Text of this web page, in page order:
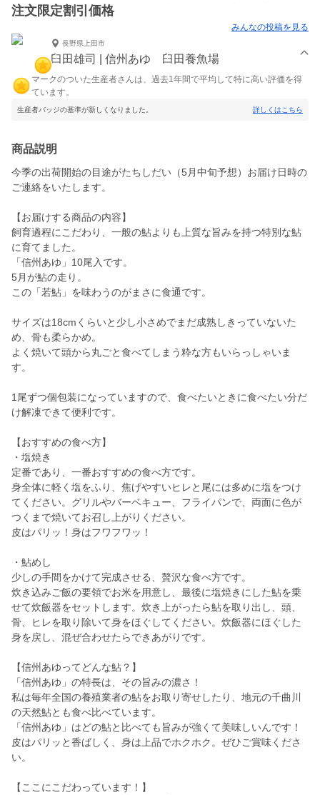
注文限定割引価格
みんなの投稿を見る
長野県上田市
臼田雄司 | 信州あゆ 臼田養魚場
マークのついた生産者さんは、過去1年間で平均して特に高い評価を得
ています。
生産者バッジの基準が新しくなりました。 詳しくはこちら
商品説明
今季の出荷開始の目途がたちしだい（5月中旬予想）お届け日時の
ご連絡をいたします。
【お届けする商品の内容】
飼育過程にこだわり、一般の鮎よりも上質な旨みを持つ特別な鮎
に育てました。
「信州あゆ」10尾入です。
5月が鮎の走り。
この「若鮎」を味わうのがまさに食通です。
サイズは18cmくらいと少し小さめでまだ成熟しきっていないた
め、骨も柔らかめ。
よく焼いて頭から丸ごと食べてしまう粋な方もいらっしゃいま
す。
1尾ずつ個包装になっていますので、食べたいときに食べたい分だ
け解凍できて便利です。
【おすすめの食べ方】
・塩焼き
定番であり、一番おすすめの食べ方です。
身全体に軽く塩をふり、焦げやすいヒレと尾には多めに塩をつけ
てください。グリルやバーベキュー、フライパンで、両面に色が
つくまで焼いてお召し上がりください。
皮はパリッ！身はフワフワッ！
・鮎めし
少しの手間をかけて完成させる、贅沢な食べ方です。
炊き込みご飯の要領でお米を用意し、最後に塩焼きにした鮎を乗
せて炊飯器をセットします。炊き上がったら鮎を取り出し、頭、
骨、ヒレを取り除いて身をほぐしてください。炊飯器にほぐした
身を戻し、混ぜ合わせたらできあがりです。
【信州あゆってどんな鮎？】
「信州あゆ」の特長は、その旨みの濃さ！
私は毎年全国の養殖業者の鮎をお取り寄せしたり、地元の千曲川
の天然鮎とも食べ比べています。
「信州あゆ」はどの鮎と比べても旨みが強くて美味しいんです！
皮はパリッと香ばしく、身は上品でホクホク。ぜひご賞味くださ
い。
【ここにこだわっています！】